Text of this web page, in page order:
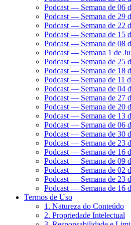
Podcast — Semana de 06
Podcast — Semana de 29
Podcast — Semana de 22
Podcast — Semana de 15
Podcast — Semana de 08
Podcast — Semana 1 de
Podcast — Semana de 25
Podcast — Semana de 18
Podcast — Semana de 11
Podcast — Semana de 04
Podcast — Semana de 27
Podcast — Semana de 20
Podcast — Semana de 13
Podcast — Semana de 06
Podcast — Semana de 30
Podcast — Semana de 23
Podcast — Semana de 16
Podcast — Semana de 09
Podcast — Semana de 02
Podcast — Semana de 23
Podcast — Semana de 16
Termos de Uso
1. Natureza do Conteúdo
2. Propriedade Intelectual